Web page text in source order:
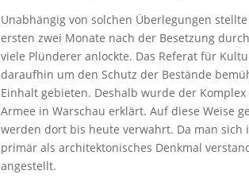
Unabhängig von solchen Überlegungen
ersten zwei Monate nach der Besetzung
viele Plünderer anlockte. Das Referat für
daraufhin um den Schutz der Bestände
Einhalt gebieten. Deshalb wurde der
Armee in Warschau erklärt. Auf diese Weise
werden dort bis heute verwahrt. Da man
primär als architektonisches Denkmal
angestellt.